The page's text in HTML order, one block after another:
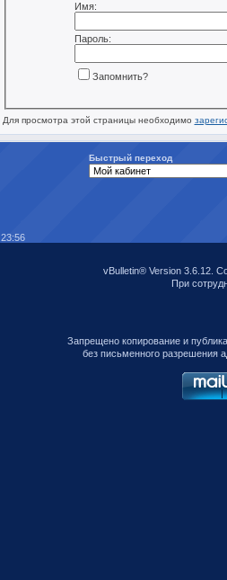
Имя:
Пароль:
Запомнить?
Для просмотра этой страницы необходимо
Быстрый переход
23:56
vBulletin® Version 3.6.12.
При
Запрещено копирование и
без письменного разрешения